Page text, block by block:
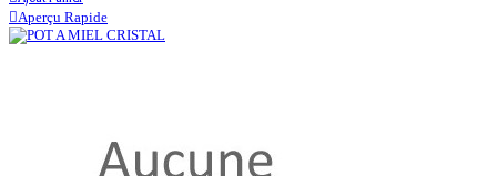
Aperçu Rapide